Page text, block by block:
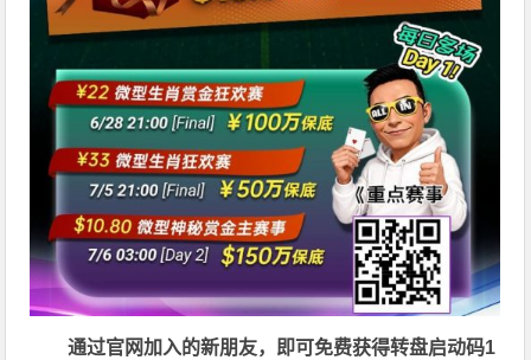
通过官网加入的新朋友，即可免费获得转盘启动码1